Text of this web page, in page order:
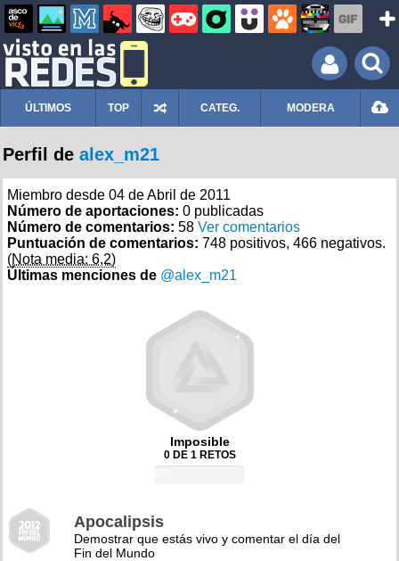
ÚLTIMOS TOP CATEG. MODERA
Perfil de alex_m21
Miembro desde 04 de Abril de 2011
Número de aportaciones: 0 publicadas
Número de comentarios: 58 Ver comentarios
Puntuación de comentarios: 748 positivos, 466 negativos.
(Nota media: 6,2)
Últimas menciones de @alex_m21
Imposible
0 DE 1 RETOS
Apocalipsis
Demostrar que estás vivo y comentar el día del
Fin del Mundo